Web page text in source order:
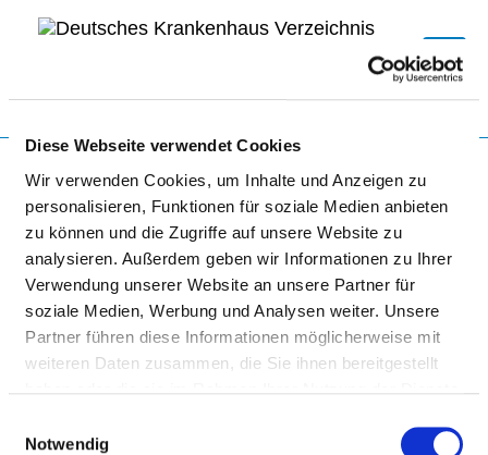
Diese Webseite verwendet Cookies
Wir verwenden Cookies, um Inhalte und Anzeigen zu
personalisieren, Funktionen für soziale Medien anbieten
zu können und die Zugriffe auf unsere Website zu
analysieren. Außerdem geben wir Informationen zu Ihrer
Verwendung unserer Website an unsere Partner für
soziale Medien, Werbung und Analysen weiter. Unsere
Partner führen diese Informationen möglicherweise mit
weiteren Daten zusammen, die Sie ihnen bereitgestellt
Notwendig
Startseite der Fachabteilung
UNIVERSITÄTSKLINIKUM
SCHLESWIG-HOLSTEIN,
CAMPUS KIEL